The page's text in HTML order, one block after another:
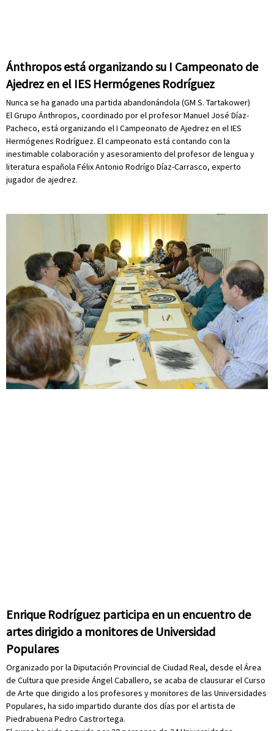
Ánthropos está organizando su I Campeonato de
Ajedrez en el IES Hermógenes Rodríguez
Nunca se ha ganado una partida abandonándola (GM S. Tartakower)
El Grupo Ánthropos, coordinado por el profesor Manuel José Díaz-
Pacheco, está organizando el I Campeonato de Ajedrez en el IES
Hermógenes Rodríguez. El campeonato está contando con la
inestimable colaboración y asesoramiento del profesor de lengua y
literatura española Félix Antonio Rodrígo Díaz-Carrasco, experto
jugador de ajedrez.
Enrique Rodríguez participa en un encuentro de
artes dirigido a monitores de Universidad
Populares
Organizado por la Diputación Provincial de Ciudad Real, desde el Área
de Cultura que preside Ángel Caballero, se acaba de clausurar el Curso
de Arte que dirigido a los profesores y monitores de las Universidades
Populares, ha sido impartido durante dos días por el artista de
Piedrabuena Pedro Castrortega.